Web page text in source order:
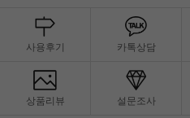
사용후기 카톡상담
상품리뷰 설문조사